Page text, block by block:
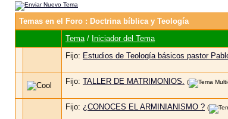
Temas en el Foro : Doctrina bíblica y Teología
Tema/ Iniciador del Tema
Fijo: Estudios de Teología básicos pastor
Fijo: TALLER DE MATRIMONIOS. (
Fijo: ¿CONOCES EL ARMINIANISMO ? (